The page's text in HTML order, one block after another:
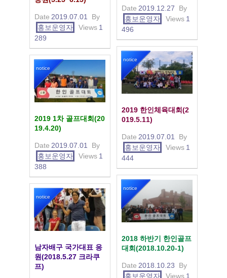
Date 2019.12.27
By
홍보운영자
Views 1
496
Date 2019.07.01
By
홍보운영자
Views 1
289
notice
2019 한인체육대회(2
019.5.11)
Date 2019.07.01
By
홍보운영자
Views 1
444
notice
2019 1차 골프대회(20
19.4.20)
Date 2019.07.01
By
홍보운영자
Views 1
388
notice
2018 하반기 한인골프
대회(2018.10.20-1)
Date 2018.10.23
By
홍보운영자
Views 1
notice
남자배구 국가대표 응
원(2018.5.27 크라쿠
프)